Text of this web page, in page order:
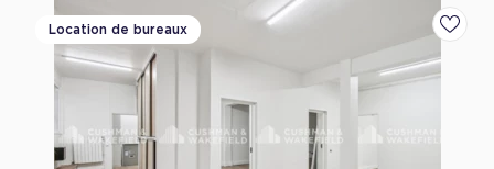
Location de bureaux